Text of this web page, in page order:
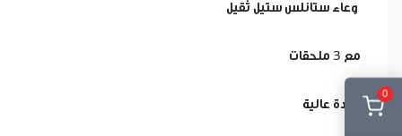
0
وعاء ستانلس ستيل ثقيل
مع 3 ملحقات
جودة عالية